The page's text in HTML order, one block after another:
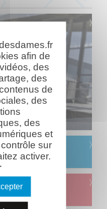
afin de
des
des
de
des
des
et
sur
activer.